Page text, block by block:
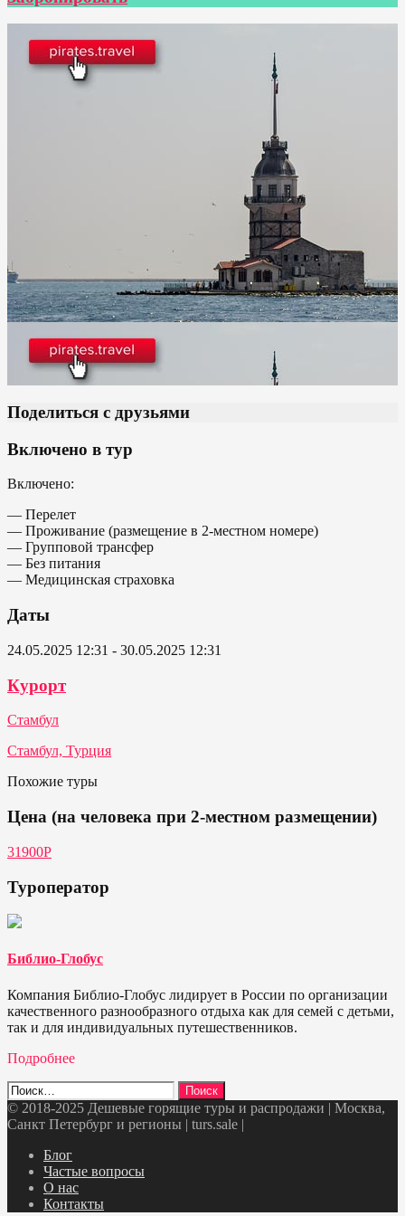
Поделиться с друзьями
Включено в тур
Включено:
— Перелет
— Проживание (размещение в 2-местном номере)
— Групповой трансфер
— Без питания
— Медицинская страховка
Даты
24.05.2025 12:31 - 30.05.2025 12:31
Курорт
Стамбул
Стамбул, Турция
Похожие туры
Цена (на человека при 2-местном размещении)
31900P
Туроператор
Библио-Глобус
Компания Библио-Глобус лидирует в России по организации
качественного разнообразного отдыха как для семей с детьми,
так и для индивидуальных путешественников.
Подробнее
Найти:
© 2018-2025 Дешевые горящие туры и распродажи | Москва,
Санкт Петербург и регионы | turs.sale |
Блог
Частые вопросы
О нас
Контакты